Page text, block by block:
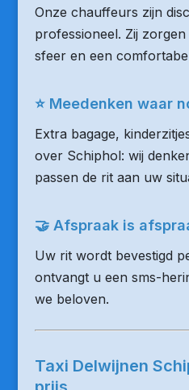
Onze chauffeurs zijn
professioneel. Zij
sfeer en een
⭐ Meedenken waar
Extra bagage,
over Schiphol: wij
passen de rit aan uw
🤝 Afspraak is
Uw rit wordt bevestigd
ontvangt u een sms-
we beloven.
Taxi Delwijnen